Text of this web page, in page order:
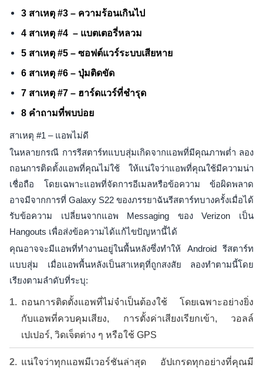
3 สาเหตุ #3 – ความร้อนเกินไป
4 สาเหตุ #4 – แบตเตอรี่หลวม
5 สาเหตุ #5 – ซอฟต์แวร์ระบบเสียหาย
6 สาเหตุ #6 – ปุ่มติดขัด
7 สาเหตุ #7 – ฮาร์ดแวร์ที่ชำรุด
8 คำถามที่พบบ่อย
สาเหตุ #1 – แอพไม่ดี
ในหลายกรณี การรีสตาร์ทแบบสุ่มเกิดจากแอพที่มีคุณภาพต่ำ ลอง
ถอนการติดตั้งแอพที่คุณไม่ใช้ ให้แน่ใจว่าแอพที่คุณใช้มีความน่า
เชื่อถือ โดยเฉพาะแอพที่จัดการอีเมลหรือข้อความ ข้อผิดพลาด
อาจมีจากการที่ Galaxy S22 ของภรรยาฉันรีสตาร์ทบางครั้งเมื่อได้
รับข้อความ เปลี่ยนจากแอพ Messaging ของ Verizon เป็น
Hangouts เพื่อส่งข้อความได้แก้ไขปัญหานี้ได้
คุณอาจจะมีแอพที่ทำงานอยู่ในพื้นหลังซึ่งทำให้ Android รีสตาร์ท
แบบสุ่ม เมื่อแอพพื้นหลังเป็นสาเหตุที่ถูกสงสัย ลองทำตามนี้โดย
เรียงตามลำดับที่ระบุ:
ถอนการติดตั้งแอพที่ไม่จำเป็นต้องใช้ โดยเฉพาะอย่างยิ่ง
กับแอพที่ควบคุมเสียง, การตั้งค่าเสียงเรียกเข้า, วอลล์
เปเปอร์, วิดเจ็ตต่าง ๆ หรือใช้ GPS
แน่ใจว่าทุกแอพมีเวอร์ชันล่าสุด อัปเกรดทุกอย่างที่คุณมี